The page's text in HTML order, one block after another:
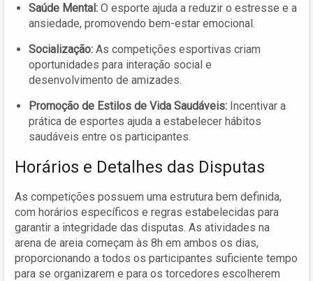
Saúde Mental: O esporte ajuda a reduzir o estresse e a
ansiedade, promovendo bem-estar emocional.
Socialização: As competições esportivas criam
oportunidades para interação social e
desenvolvimento de amizades.
Promoção de Estilos de Vida Saudáveis: Incentivar a
prática de esportes ajuda a estabelecer hábitos
saudáveis entre os participantes.
Horários e Detalhes das Disputas
As competições possuem uma estrutura bem definida,
com horários específicos e regras estabelecidas para
garantir a integridade das disputas. As atividades na
arena de areia começam às 8h em ambos os dias,
proporcionando a todos os participantes suficiente tempo
para se organizarem e para os torcedores escolherem